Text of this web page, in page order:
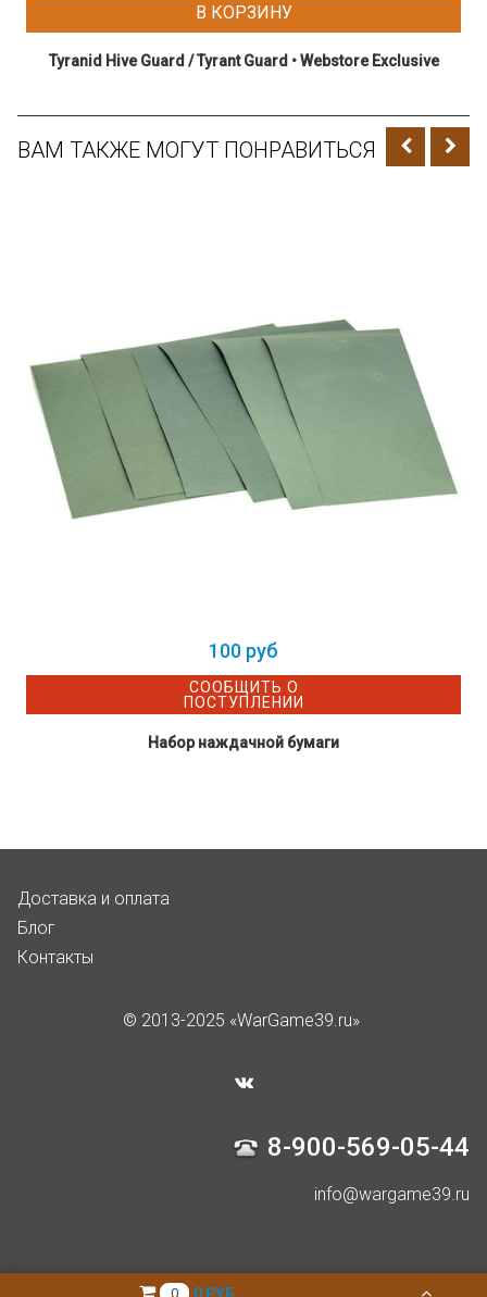
В КОРЗИНУ
Tyranid Hive Guard / Tyrant Guard • Webstore Exclusive
ВАМ ТАКЖЕ МОГУТ ПОНРАВИТЬСЯ
100 руб
СООБЩИТЬ О
ПОСТУПЛЕНИИ
Набор наждачной бумаги
Доставка и оплата
Блог
Контакты
© 2013-2025 «WarGame39.ru»
8-900-569-05-44
info@wargame39.ru
0 0 РУБ